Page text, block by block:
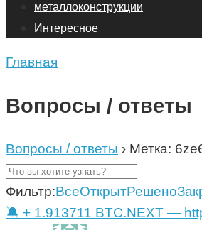
металлоконструкции
Интересное
Главная
Вопросы / ответы
Вопросы / ответы › Метка:
Фильтр:ВсеОткрытРешено
🔕 + 1.913711 BTC.NEXT —